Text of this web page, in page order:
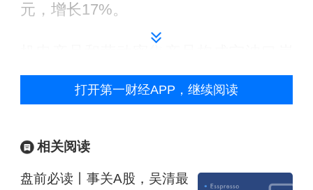
元，增长17%。
出口的支柱商品。前2个月，宁波口岸出
口机电产品2111.6亿元，增长17.9%，
16.7%，机电、劳密两者合计对同期宁
波口岸出口增长贡献率近九成。尤为引
打开第一财经APP，继续阅读
相关阅读
盘前必读丨事关A股，吴清最